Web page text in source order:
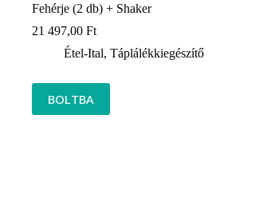
Fehérje (2 db) + Shaker
21 497,00 Ft
Étel-Ital, Táplálékkiegészítő
BOLTBA